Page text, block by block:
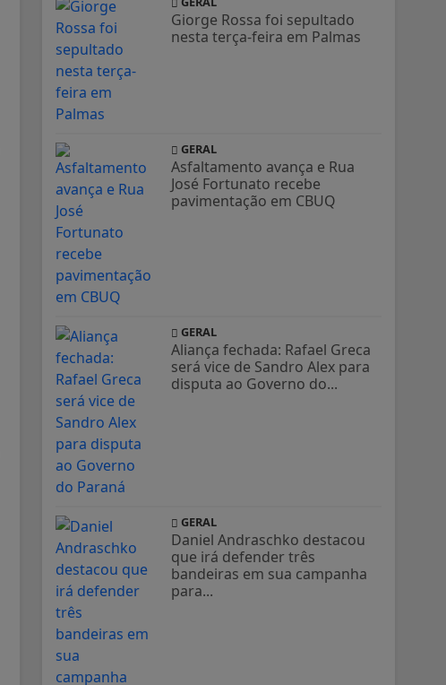
Giorge Rossa foi sepultado
nesta terça-feira em Palmas
GERAL
Asfaltamento avança e Rua
José Fortunato recebe
pavimentação em CBUQ
GERAL
Aliança fechada: Rafael Greca
será vice de Sandro Alex para
disputa ao Governo do...
GERAL
Daniel Andraschko destacou
que irá defender três
bandeiras em sua campanha
para...